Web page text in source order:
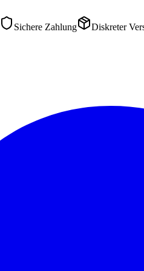
Sichere Zahlung Diskreter